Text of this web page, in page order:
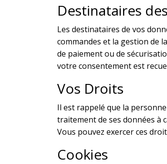
Destinataires
Les destinataires de vos
commandes et la gestion de
de paiement ou de
votre consentement est
Vos Droits
Il est rappelé que la
traitement de ses données à
Vous pouvez exercer ces
Cookies